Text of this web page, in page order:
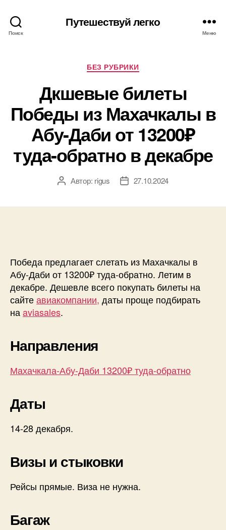
Поиск
Путешествуй легко
Меню
Рубрики
БЕЗ РУБРИКИ
Дкшевые билеты
Победы из Махачкалы в
Абу-Даби от 13200₽
туда-обратно в декабре
АвторАвтор: rigus
Дата27.10.2024
Победа предлагает слетать из Махачкалы в
Абу-Даби от 13200₽ туда-обратно. Летим в
декабре. Дешевле всего покупать билеты на
сайтеавиакомпании, даты проще подбирать
наaviasales.
Направления
Махачкала-Абу-Даби 13200₽ туда-обратно
Даты
14-28 декабря.
Визы и стыковки
Рейсы прямые. Виза не нужна.
Багаж